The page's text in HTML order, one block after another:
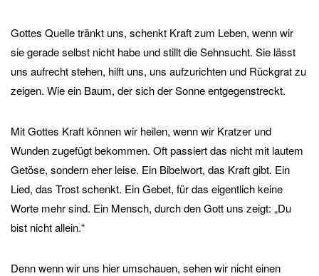
Gottes Quelle tränkt uns, schenkt Kraft zum Leben, wenn wir
sie gerade selbst nicht habe und stillt die Sehnsucht. Sie lässt
uns aufrecht stehen, hilft uns, uns aufzurichten und Rückgrat zu
zeigen. Wie ein Baum, der sich der Sonne entgegenstreckt.
Mit Gottes Kraft können wir heilen, wenn wir Kratzer und
Wunden zugefügt bekommen. Oft passiert das nicht mit lautem
Getöse, sondern eher leise. Ein Bibelwort, das Kraft gibt. Ein
Lied, das Trost schenkt. Ein Gebet, für das eigentlich keine
Worte mehr sind. Ein Mensch, durch den Gott uns zeigt: „Du
bist nicht allein.“
Denn wenn wir uns hier umschauen, sehen wir nicht einen